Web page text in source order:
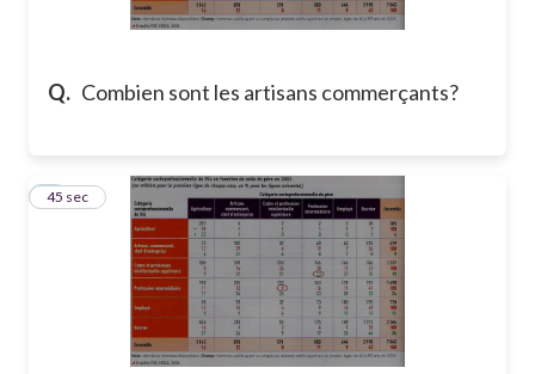
Q. Combien sont les artisans commerçants?
8
45 sec